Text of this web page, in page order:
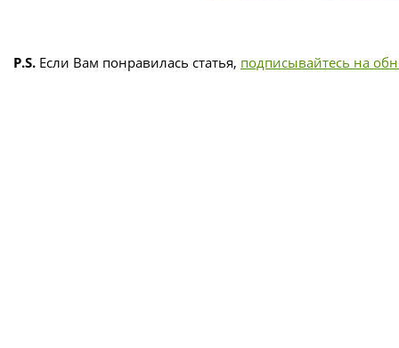
P.S. Если Вам понравилась статья, подписывайтесь на